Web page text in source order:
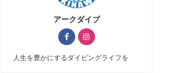
アークダイブ
人生を豊かにするダイビングライフを